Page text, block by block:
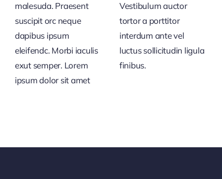
malesuda. Praesent
suscipit orc neque
dapibus ipsum
eleifendc. Morbi iaculis
exut semper. Lorem
ipsum dolor sit amet
Vestibulum auctor
tortor a porttitor
interdum ante vel
luctus sollicitudin ligula
finibus.